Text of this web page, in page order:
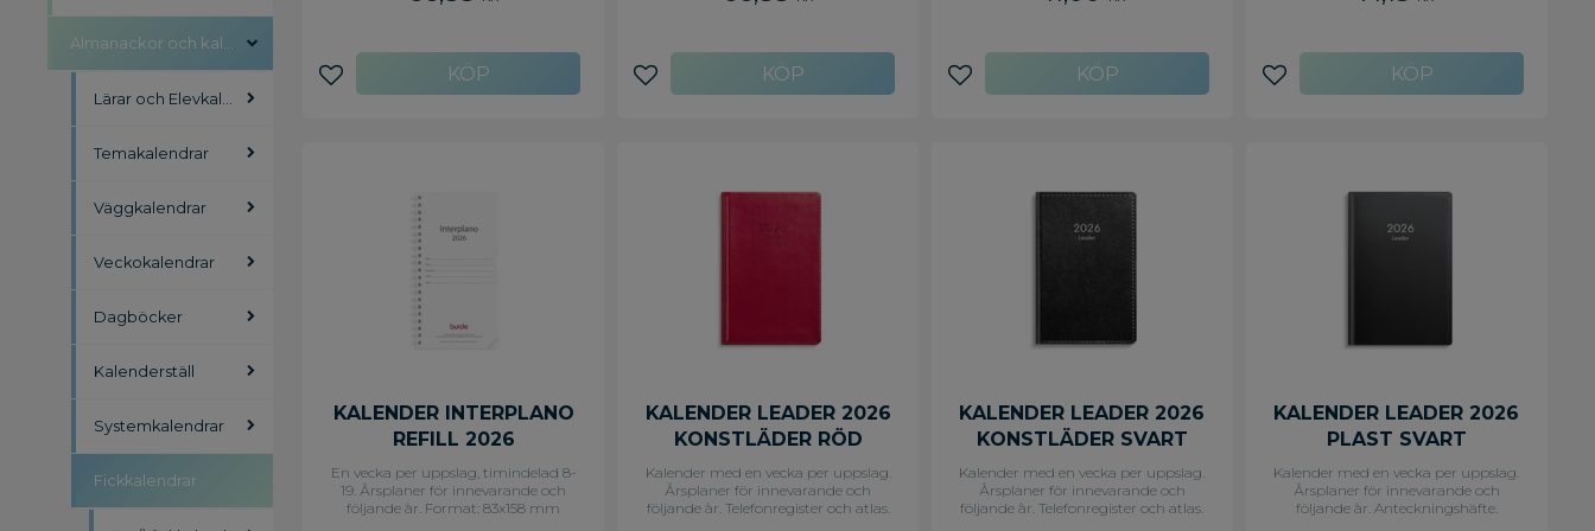
Innehåll: Atlas, Kyrkliga helgdagar,
Internationella helgdagar översikt,
Löst telefonregister,
Temadagar/händelser, Årsöversikt/
Lägg till i favoriter
Innehåll: Atlas, Kyrkliga helgdagar,
Internationella helgdagar översikt,
Temadagar/händelser, Årsöversikt/
årsöversikter, Årsplan/årsplaner Antal
Lägg till i favoriter
03 Omslag: Plast. Spiralbunden
Månfaser, Namnsdagar,
Internationella helgdagar översikt,
Telefonregister,
Lägg till i favoriter
Vecka/uppslag. Timindelning 8-19
Innehåll: Kyrkliga helgdagar,
Flaggdagar, Helgdagar/aftnar,
Månfaser, Namnsdagar,
Lägg till i favoriter
KALENDER INTERPLANO
REFILL 2026
En vecka per uppslag, timindelad 8-
19. Årsplaner för innevarande och
följande år. Format: 83x158 mm
KALENDER LEADER 2026
KONSTLÄDER RÖD
Kalender med en vecka per uppslag.
Årsplaner för innevarande och
följande år. Telefonregister och atlas.
KALENDER LEADER 2026
KONSTLÄDER SVART
Kalender med en vecka per uppslag.
Årsplaner för innevarande och
följande år. Telefonregister och atlas.
KALENDER LEADER 2026
PLAST SVART
Kalender med en vecka per uppslag.
Årsplaner för innevarande och
följande år. Anteckningshäfte.
Almanackor och kalendrar
Lärar och Elevkalendrar
Temakalendrar
Väggkalendrar
Veckokalendrar
Dagböcker
Kalenderställ
Systemkalendrar
Fickkalendrar